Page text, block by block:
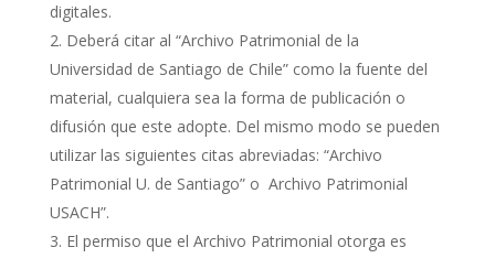
digitales.
Deberá citar al “Archivo Patrimonial de la
Universidad de Santiago de Chile” como la fuente del
material, cualquiera sea la forma de publicación o
difusión que este adopte. Del mismo modo se pueden
utilizar las siguientes citas abreviadas: “Archivo
Patrimonial U. de Santiago” o Archivo Patrimonial
USACH”.
El permiso que el Archivo Patrimonial otorga es